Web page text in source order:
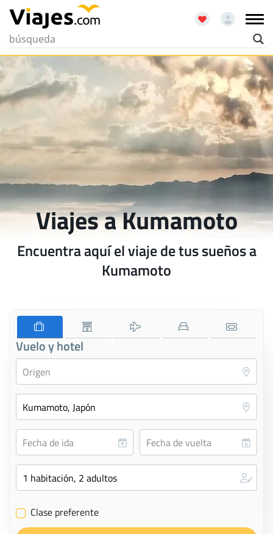
Viajes a Kumamoto
Encuentra aquí el viaje de tus sueños a
Kumamoto
Vuelo y hotel
✔ Clase preferente